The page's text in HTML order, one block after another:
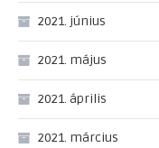
2021. június
2021. május
2021. április
2021. március